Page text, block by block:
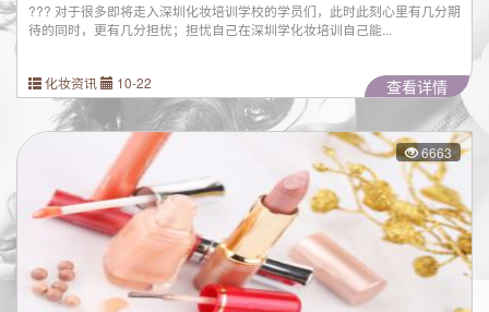
??? 对于很多即将走入深圳化妆培训学校的学员们，此时此刻心里有几分期
待的同时，更有几分担忧；担忧自己在深圳学化妆培训自己能...
化妆资讯 10-22 查看详情
6663